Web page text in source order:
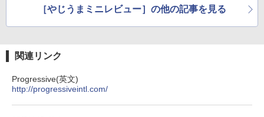
［やじうまミニレビュー］の他の記事を見る
関連リンク
Progressive(英文)
http://progressiveintl.com/